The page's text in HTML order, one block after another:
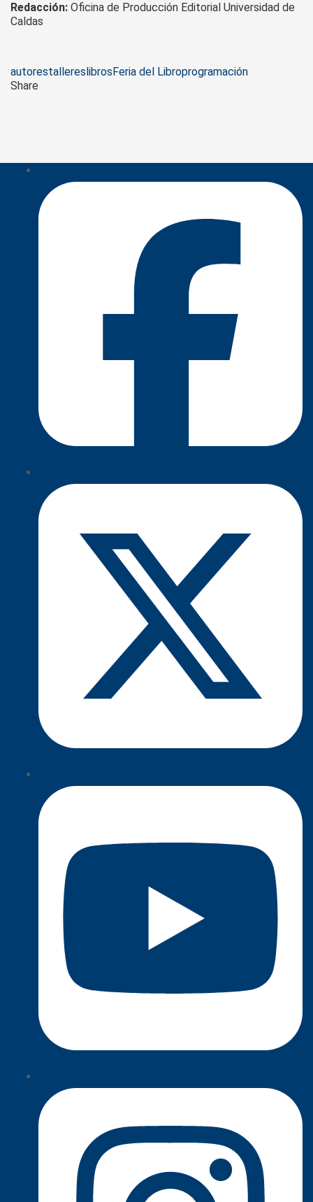
Redacción: Oficina de Producción Editorial Universidad de
Caldas
Tags
autorestallereslibrosFeria del Libroprogramación
Share